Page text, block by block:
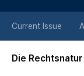
Current Issue
Die